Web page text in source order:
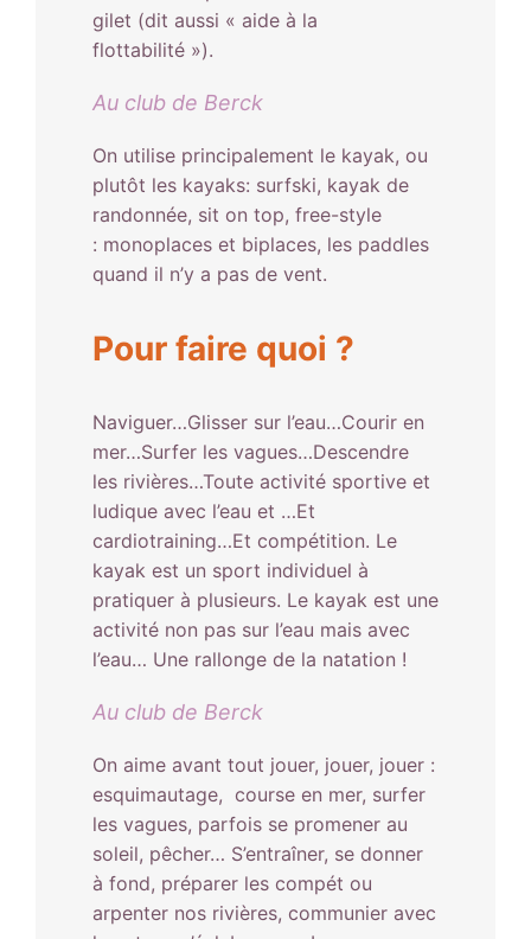
gilet (dit aussi « aide à la
flottabilité »).
Au club de Berck
On utilise principalement le kayak, ou
plutôt les kayaks: surfski, kayak de
randonnée, sit on top, free-style
: monoplaces et biplaces, les paddles
quand il n’y a pas de vent.
Pour faire quoi ?
Naviguer…Glisser sur l’eau…Courir en
mer…Surfer les vagues…Descendre
les rivières…Toute activité sportive et
ludique avec l’eau et …Et
cardiotraining…Et compétition. Le
kayak est un sport individuel à
pratiquer à plusieurs. Le kayak est une
activité non pas sur l’eau mais avec
l’eau… Une rallonge de la natation !
Au club de Berck
On aime avant tout jouer, jouer, jouer :
esquimautage, course en mer, surfer
les vagues, parfois se promener au
soleil, pêcher… S’entraîner, se donner
à fond, préparer les compét ou
arpenter nos rivières, communier avec